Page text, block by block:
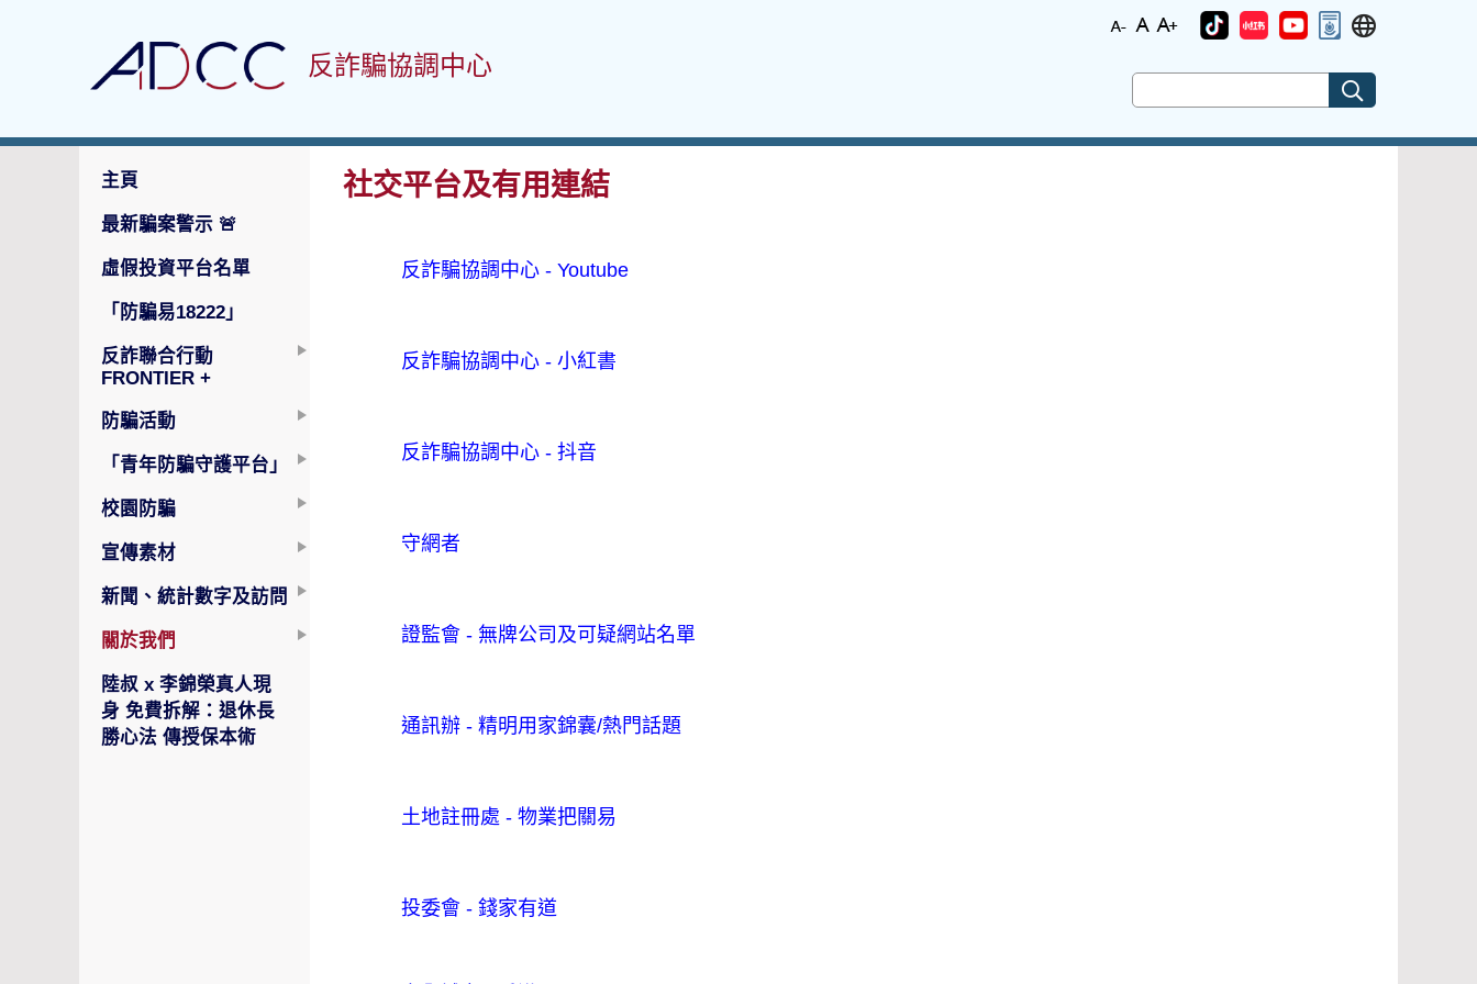
反詐騙協調中心
主頁
最新騙案警示 🚨
虛假投資平台名單
「防騙易18222」
反詐聯合行動
FRONTIER +
防騙活動
「青年防騙守護平台」
校園防騙
宣傳素材
新聞、統計數字及訪問
關於我們
陸叔 x 李錦榮真人現
身 免費拆解：退休長
勝心法 傳授保本術
社交平台及有用連結
反詐騙協調中心 - Youtube
反詐騙協調中心 - 小紅書
反詐騙協調中心 - 抖音
守網者
證監會 - 無牌公司及可疑網站名單
通訊辦 - 精明用家錦囊/熱門話題
土地註冊處 - 物業把關易
投委會 - 錢家有道